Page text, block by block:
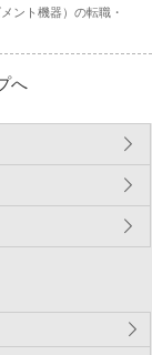
ント機器）の転職・
へ